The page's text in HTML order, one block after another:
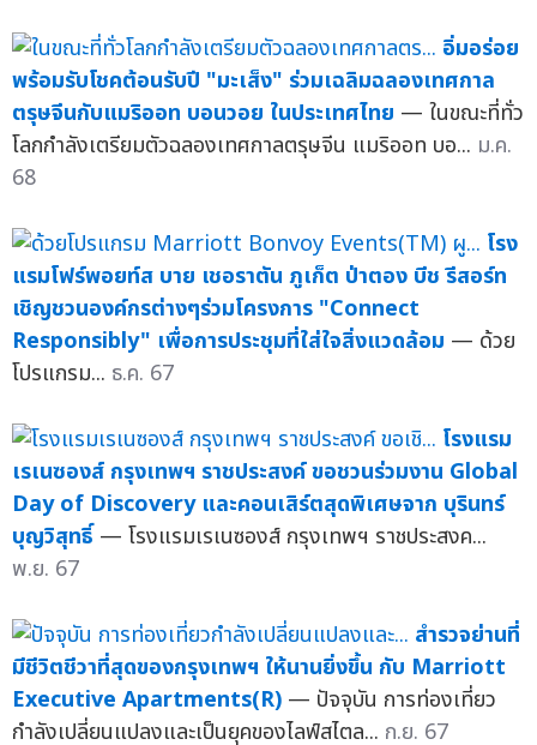
อิ่มอร่อย
พร้อมรับโชคต้อนรับปี "มะเส็ง" ร่วมเฉลิมฉลองเทศกาล
ตรุษจีนกับแมริออท บอนวอย ในประเทศไทย — ในขณะที่ทั่ว
โลกกำลังเตรียมตัวฉลองเทศกาลตรุษจีน แมริออท บอ... ม.ค.
68
โรง
แรมโฟร์พอยท์ส บาย เชอราตัน ภูเก็ต ป่าตอง บีช รีสอร์ท
เชิญชวนองค์กรต่างๆร่วมโครงการ "Connect
Responsibly" เพื่อการประชุมที่ใส่ใจสิ่งแวดล้อม — ด้วย
โปรแกรม... ธ.ค. 67
โรงแรม
เรเนซองส์ กรุงเทพฯ ราชประสงค์ ขอชวนร่วมงาน Global
Day of Discovery และคอนเสิร์ตสุดพิเศษจาก บุรินทร์
บุญวิสุทธิ์ — โรงแรมเรเนซองส์ กรุงเทพฯ ราชประสงค...
พ.ย. 67
สำรวจย่านที่
มีชีวิตชีวาที่สุดของกรุงเทพฯ ให้นานยิ่งขึ้น กับ Marriott
Executive Apartments(R) — ปัจจุบัน การท่องเที่ยว
กำลังเปลี่ยนแปลงและเป็นยุคของไลฟ์สไตล... ก.ย. 67